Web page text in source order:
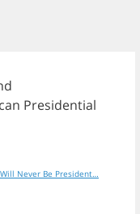
Presidential
Never Be President…